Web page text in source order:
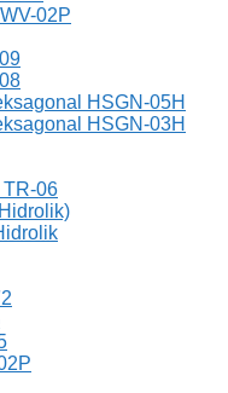
02P
HSGN-05H
HSGN-03H
TR-06